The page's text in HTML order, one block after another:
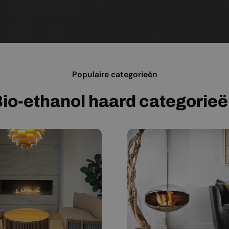
Populaire categorieën
ethanol haard